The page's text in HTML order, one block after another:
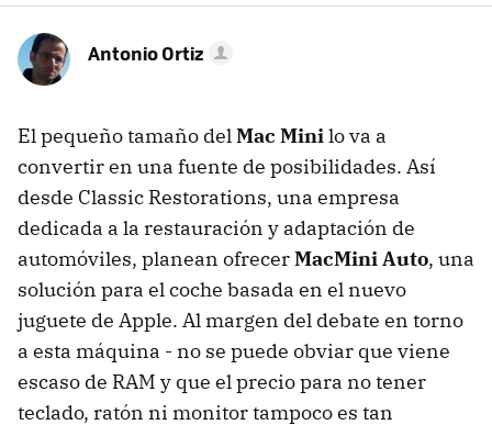
Antonio Ortiz
El pequeño tamaño delMac Minilo va a
convertir en una fuente de posibilidades. Así
desde Classic Restorations, una empresa
dedicada a la restauración y adaptación de
automóviles, planean ofrecerMacMini Auto, una
solución para el coche basada en el nuevo
juguete de Apple. Al margen del debate en torno
a esta máquina - no se puede obviar que viene
escaso de RAM y que el precio para no tener
teclado, ratón ni monitor tampoco es tan